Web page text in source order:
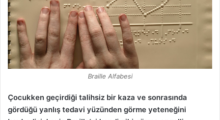
Braille Alfabesi
Çocukken geçirdiği talihsiz bir kaza ve sonrasında
gördüğü yanlış tedavi yüzünden görme yeteneğini